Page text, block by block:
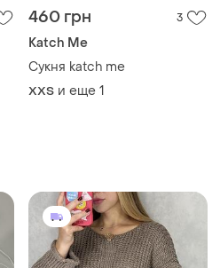
460 грн 3
Katch Me
Сукня katch me
XХS и еще 1